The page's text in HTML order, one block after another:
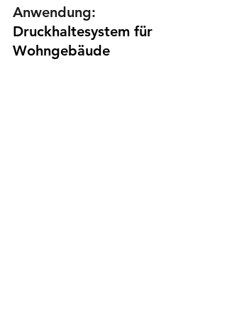
Anwendung:
Druckhaltesystem für
Wohngebäude